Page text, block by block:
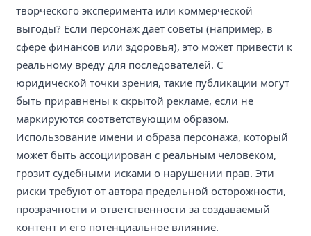
творческого эксперимента или коммерческой
выгоды? Если персонаж дает советы (например, в
сфере финансов или здоровья), это может привести к
реальному вреду для последователей. С
юридической точки зрения, такие публикации могут
быть приравнены к скрытой рекламе, если не
маркируются соответствующим образом.
Использование имени и образа персонажа, который
может быть ассоциирован с реальным человеком,
грозит судебными исками о нарушении прав. Эти
риски требуют от автора предельной осторожности,
прозрачности и ответственности за создаваемый
контент и его потенциальное влияние.